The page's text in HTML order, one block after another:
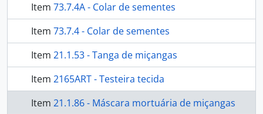
Item 73.7.4A - Colar de sementes
Item 73.7.4 - Colar de sementes
Item 21.1.53 - Tanga de miçangas
Item 2165ART - Testeira tecida
Item 21.1.86 - Máscara mortuária de miçangas